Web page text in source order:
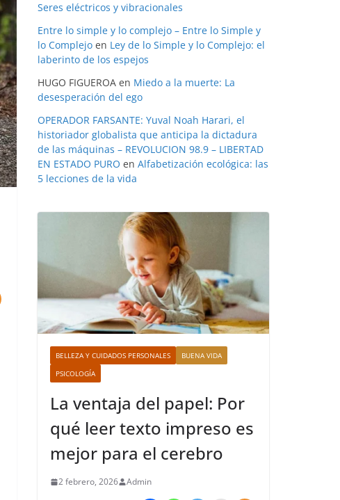
Seres eléctricos y vibracionales
Entre lo simple y lo complejo – Entre lo Simple y
lo Complejo en Ley de lo Simple y lo Complejo: el
laberinto de los espejos
HUGO FIGUEROA en Miedo a la muerte: La
desesperación del ego
OPERADOR FARSANTE: Yuval Noah Harari, el
historiador globalista que anticipa la dictadura
de las máquinas – REVOLUCION 98.9 – LIBERTAD
EN ESTADO PURO en Alfabetización ecológica: las
5 lecciones de la vida
BELLEZA Y CUIDADOS PERSONALES
BUENA VIDA
PSICOLOGÍA
La ventaja del papel: Por
qué leer texto impreso es
mejor para el cerebro
2 febrero, 2026 Admin